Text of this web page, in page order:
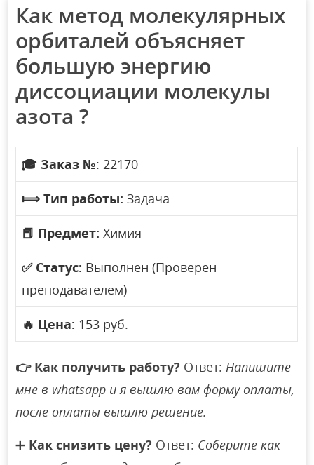
Как метод молекулярных
орбиталей объясняет
большую энергию
диссоциации молекулы
азота ?
🎓 Заказ №: 22170
⟾ Тип работы: Задача
📕 Предмет: Химия
✅ Статус: Выполнен (Проверен
преподавателем)
🔥 Цена: 153 руб.
👉 Как получить работу? Ответ:Напишите
мне в whatsapp и я вышлю вам форму оплаты,
после оплаты вышлю решение.
➕ Как снизить цену? Ответ: Соберите как